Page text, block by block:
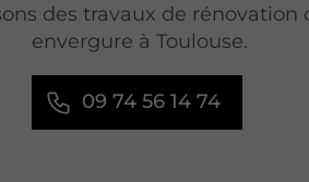
des travaux de rénovation
envergure à Toulouse.
09 74 56 14 74